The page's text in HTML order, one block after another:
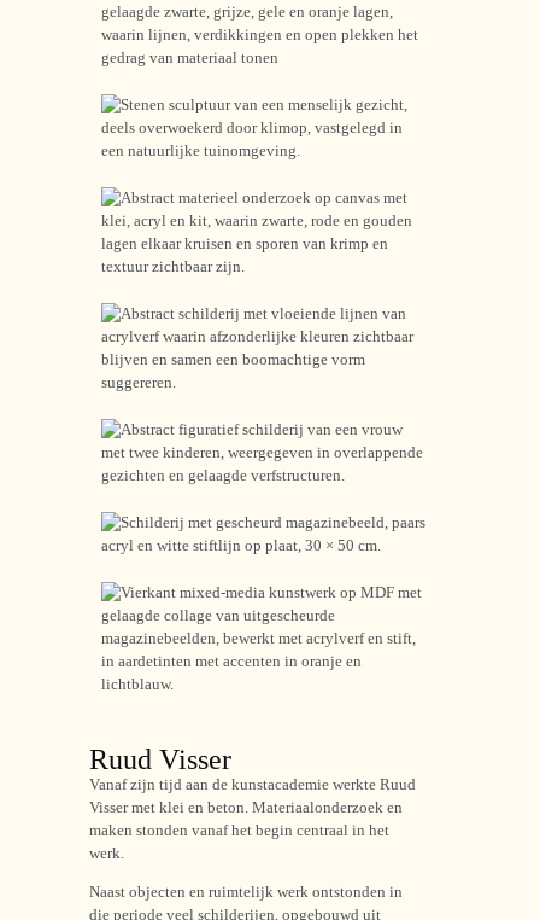
Ruud Visser
Vanaf zijn tijd aan de kunstacademie werkte Ruud
Visser met klei en beton. Materiaalonderzoek en
maken stonden vanaf het begin centraal in het
werk.
Naast objecten en ruimtelijk werk ontstonden in
die periode veel schilderijen, opgebouwd uit